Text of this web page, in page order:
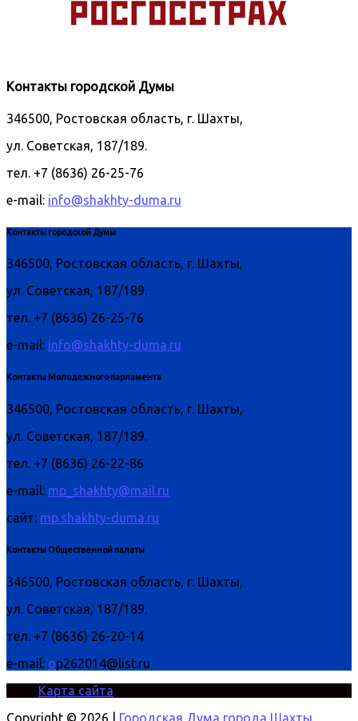
Контакты городской Думы
346500, Ростовская область, г. Шахты,
ул. Советская, 187/189.
тел. +7 (8636) 26-25-76
e-mail: info@shakhty-duma.ru
Контакты городской Думы
346500, Ростовская область, г. Шахты,
ул. Советская, 187/189.
тел. +7 (8636) 26-25-76
e-mail: info@shakhty-duma.ru
Контакты Молодежного парламента
346500, Ростовская область, г. Шахты,
ул. Советская, 187/189.
тел. +7 (8636) 26-22-86
e-mail: mp_shakhty@mail.ru
сайт: mp.shakhty-duma.ru
Контакты Общественной палаты
346500, Ростовская область, г. Шахты,
ул. Советская, 187/189.
тел. +7 (8636) 26-20-14
e-mail: op262014@list.ru
Карта сайта
Copyright © 2026 |
Городская Дума города Шахты